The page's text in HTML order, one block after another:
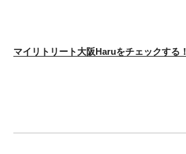
マイリトリート大阪Haruをチェックする！